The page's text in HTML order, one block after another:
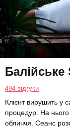
Балійське
494 відгуки
Клієнт вирушить у
процедур. На нього
обличчя. Сеанс